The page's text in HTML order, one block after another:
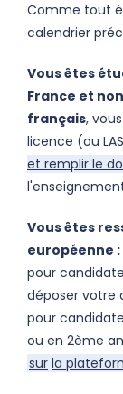
Comme tout
calendrier
Vous êtes
France et
français,
licence (ou
et remplir le
l
Vous êtes
européenne :
pour
déposer votre
pour
ou en 2ème
sur la